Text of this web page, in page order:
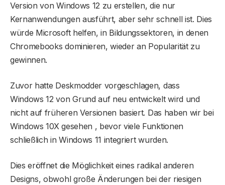
Version von Windows 12 zu erstellen, die nur
Kernanwendungen ausführt, aber sehr schnell ist. Dies
würde Microsoft helfen, in Bildungssektoren, in denen
Chromebooks dominieren, wieder an Popularität zu
gewinnen.
Zuvor hatte Deskmodder vorgeschlagen, dass
Windows 12 von Grund auf neu entwickelt wird und
nicht auf früheren Versionen basiert. Das haben wir bei
Windows 10X gesehen , bevor viele Funktionen
schließlich in Windows 11 integriert wurden.
Dies eröffnet die Möglichkeit eines radikal anderen
Designs, obwohl große Änderungen bei der riesigen